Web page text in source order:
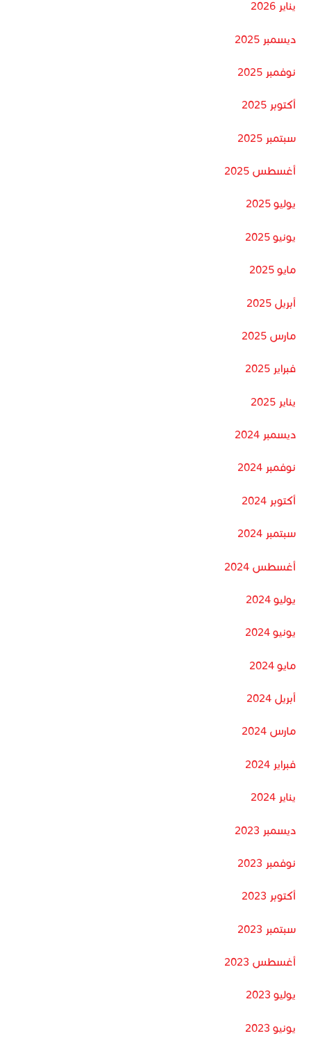
يناير 2026
ديسمبر 2025
نوفمبر 2025
أكتوبر 2025
سبتمبر 2025
أغسطس 2025
يوليو 2025
يونيو 2025
مايو 2025
أبريل 2025
مارس 2025
فبراير 2025
يناير 2025
ديسمبر 2024
نوفمبر 2024
أكتوبر 2024
سبتمبر 2024
أغسطس 2024
يوليو 2024
يونيو 2024
مايو 2024
أبريل 2024
مارس 2024
فبراير 2024
يناير 2024
ديسمبر 2023
نوفمبر 2023
أكتوبر 2023
سبتمبر 2023
أغسطس 2023
يوليو 2023
يونيو 2023